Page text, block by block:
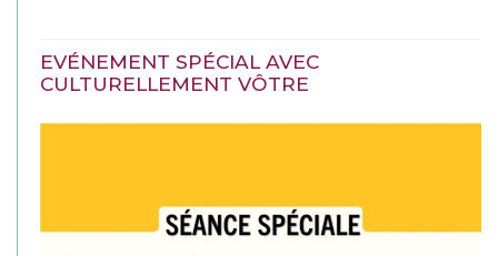
EVÉNEMENT SPÉCIAL AVEC
CULTURELLEMENT VÔTRE